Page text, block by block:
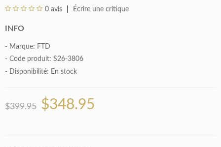
0 avis Écrire une critique
INFO
- Marque: FTD
- Code produit: S26-3806
- Disponibilité: En stock
$399.95 $348.95